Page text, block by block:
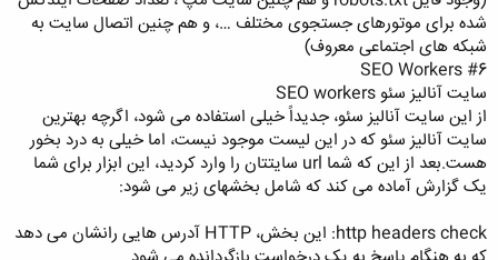
شده برای موتورهای جستجوی مختلف …، و هم چنین اتصال سایت به
شبکه های اجتماعی معروف)
#6 SEO Workers
سایت آنالیز سئو SEO workers
از این سایت آنالیز سئو، جدیداً خیلی استفاده می شود، اگرچه بهترین
سایت آنالیز سئو که در این لیست موجود نیست، اما خیلی به درد بخور
هست.بعد از این که شما url سایتتان را وارد کردید، این ابزار برای شما
یک گزارش آماده می کند که شامل بخشهای زیر می شود:
http headers check: این بخش، HTTP آدرس هایی رانشان می دهد